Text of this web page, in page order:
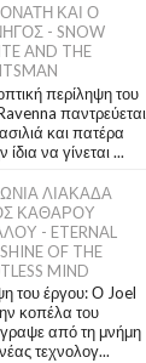
ΚΑΙ Ο
- SNOW
AND THE
περίληψη του
παντρεύεται
και πατέρα
ίδια να γίνεται ...
ΛΙΑΚΑΔΑ
ΚΑΘΑΡΟΥ
- ETERNAL
OF THE
MIND
του έργου: Ο Joel
κοπέλα του
από τη μνήμη
τεχνολογ...